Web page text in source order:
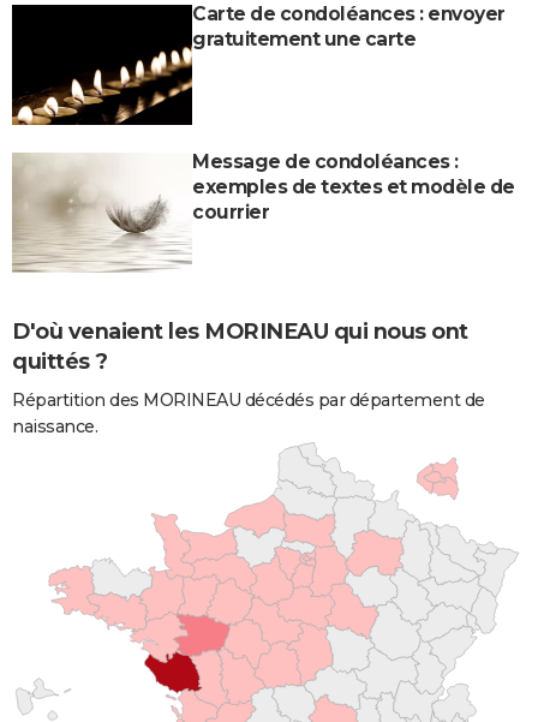
Carte de condoléances : envoyer
gratuitement une carte
Message de condoléances :
exemples de textes et modèle de
courrier
D'où venaient les MORINEAU qui nous ont
quittés ?
Répartition des MORINEAU décédés par département de
naissance.